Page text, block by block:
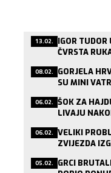
13.02. IGOR
ČVRSTA
08.02. GORJELA
SU MINI
06.02. ŠOK ZA
LIVAJU
06.02. VELIKI
ZVIJEZDA
05.02. GRCI